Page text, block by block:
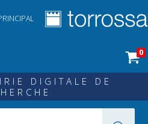
0
DIGITALE DE